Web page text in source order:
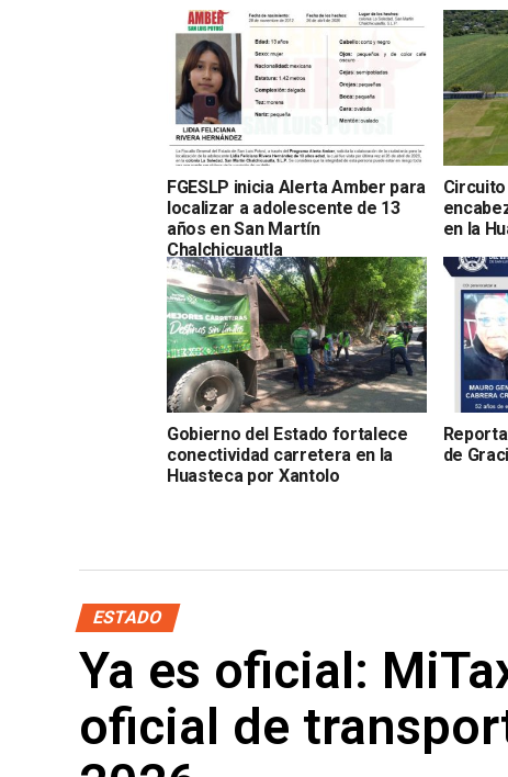
FGESLP inicia Alerta Amber para
localizar a adolescente de 13
años en San Martín
Chalchicuautla
en la
Gobierno del Estado fortalece
conectividad carretera en la
Huasteca por Xantolo
de
ESTADO
Ya es oficial:
oficial de